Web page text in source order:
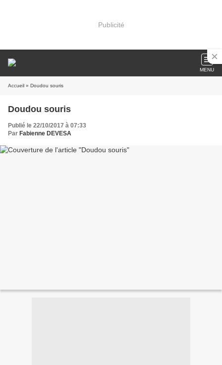
Publicité
MENU
Accueil » Doudou souris
Doudou souris
Publié le 22/10/2017 à 07:33
Par Fabienne DEVESA